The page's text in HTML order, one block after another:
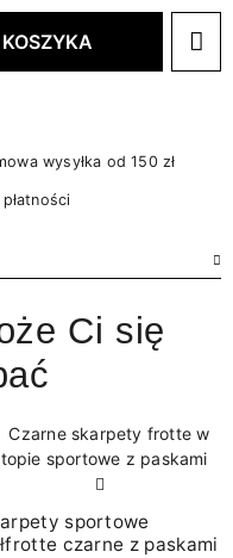
wysyłka od 150 zł
Ci się
sportowe
czarne z paskami